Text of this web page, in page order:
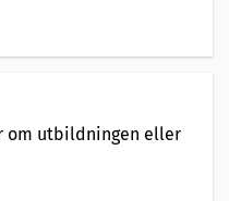
om utbildningen eller